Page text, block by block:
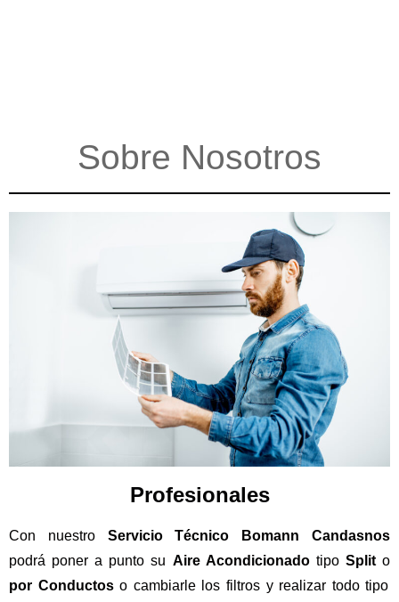
Sobre Nosotros
Profesionales
Con nuestro Servicio Técnico Bomann Candasnos
podrá poner a punto su Aire Acondicionado tipoSplito
por Conductoso cambiarle los filtros y realizar todo tipo